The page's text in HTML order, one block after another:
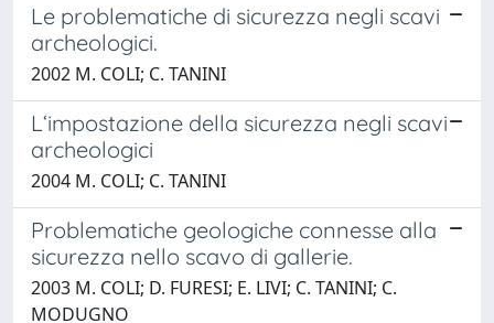
Le problematiche di sicurezza negli scavi
archeologici.
2002 M. COLI; C. TANINI
L‘impostazione della sicurezza negli scavi
archeologici
2004 M. COLI; C. TANINI
Problematiche geologiche connesse alla
sicurezza nello scavo di gallerie.
2003 M. COLI; D. FURESI; E. LIVI; C. TANINI; C.
MODUGNO